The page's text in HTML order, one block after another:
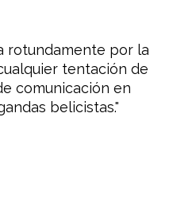
rotundamente por la
tentación de
comunicación en
belicistas.